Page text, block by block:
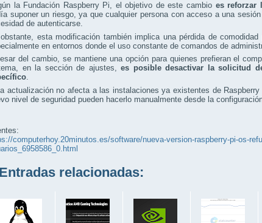
la Fundación Raspberry Pi, el objetivo de este cambio es reforzar
suponer un riesgo, ya que cualquier persona con acceso a una
de autenticarse.
obstante, esta modificación también implica una pérdida de
en entornos donde el uso constante de comandos de
del cambio, se mantiene una opción para quienes prefieran el
en la sección de ajustes,es posible desactivar la solicitud
.
actualización no afecta a las instalaciones ya existentes de
nivel de seguridad pueden hacerlo manualmente desde la
computerhoy.20minutos.es/software/nueva-version-raspberry-pi-os-
relacionadas: